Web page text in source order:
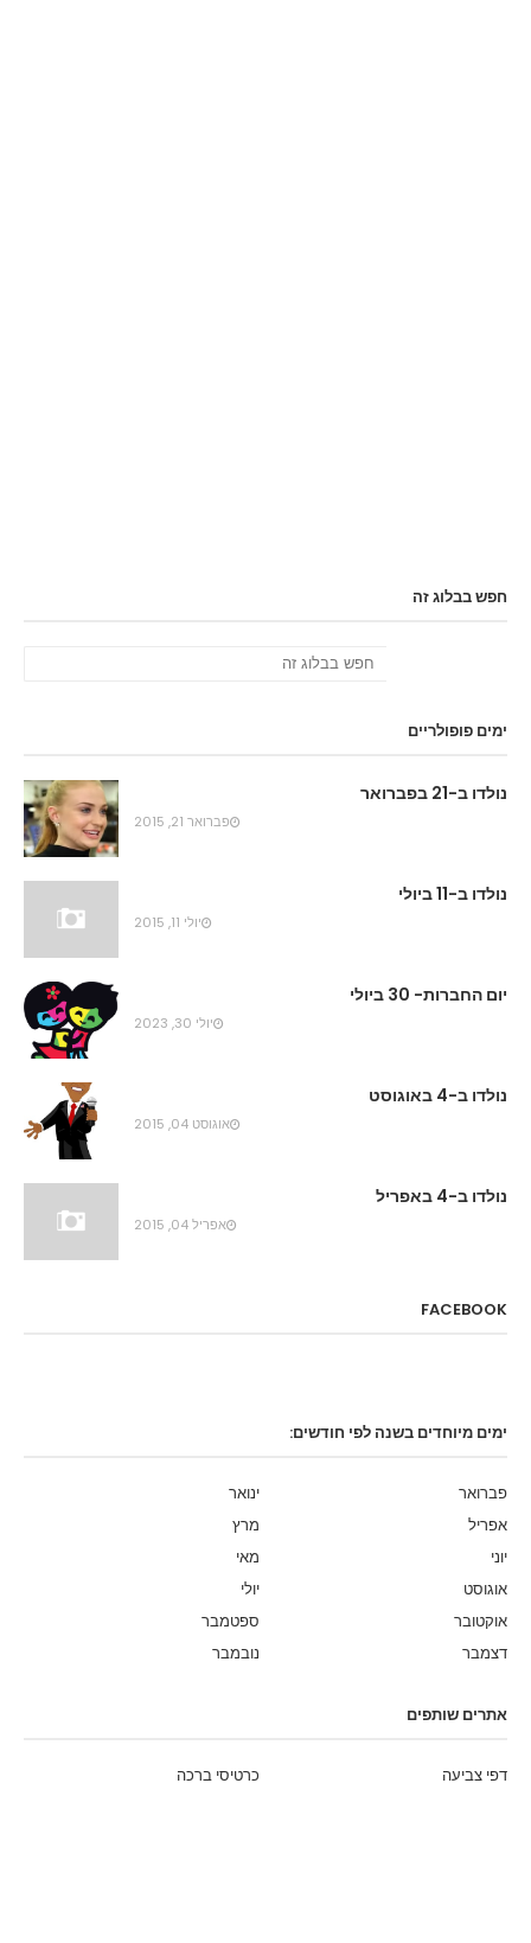
חפש בבלוג זה
ימים פופולריים
נולדו ב-21 בפברואר
פברואר 21, 2015
נולדו ב-11 ביולי
יולי 11, 2015
יום החברות- 30 ביולי
יולי 30, 2023
נולדו ב-4 באוגוסט
אוגוסט 04, 2015
נולדו ב-4 באפריל
אפריל 04, 2015
FACEBOOK
ימים מיוחדים בשנה לפי חודשים:
ינואר
פברואר
מרץ
אפריל
מאי
יוני
יולי
אוגוסט
ספטמבר
אוקטובר
נובמבר
דצמבר
אתרים שותפים
כרטיסי ברכה דפי צביעה